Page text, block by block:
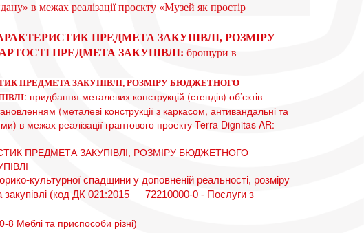
в межах реалізації проєкту «Музей як простір
ПРЕДМЕТА ЗАКУПІВЛІ, РОЗМІРУ
ПРЕДМЕТА ЗАКУПІВЛІ: брошури в
ПРЕДМЕТА ЗАКУПІВЛІ, РОЗМІРУ БЮДЖЕТНОГО
: придбання металевих конструкцій (стендів) об’єктів
(металеві конструкції з каркасом, антивандальні та
в межах реалізації грантового проекту Terra Dignitas AR:
ПРЕДМЕТА ЗАКУПІВЛІ, РОЗМІРУ БЮДЖЕТНОГО
культурної спадщини у доповненій реальності, розміру
(код ДК 021:2015 — 72210000-0 - Послуги з
Меблі та приспособи різні)